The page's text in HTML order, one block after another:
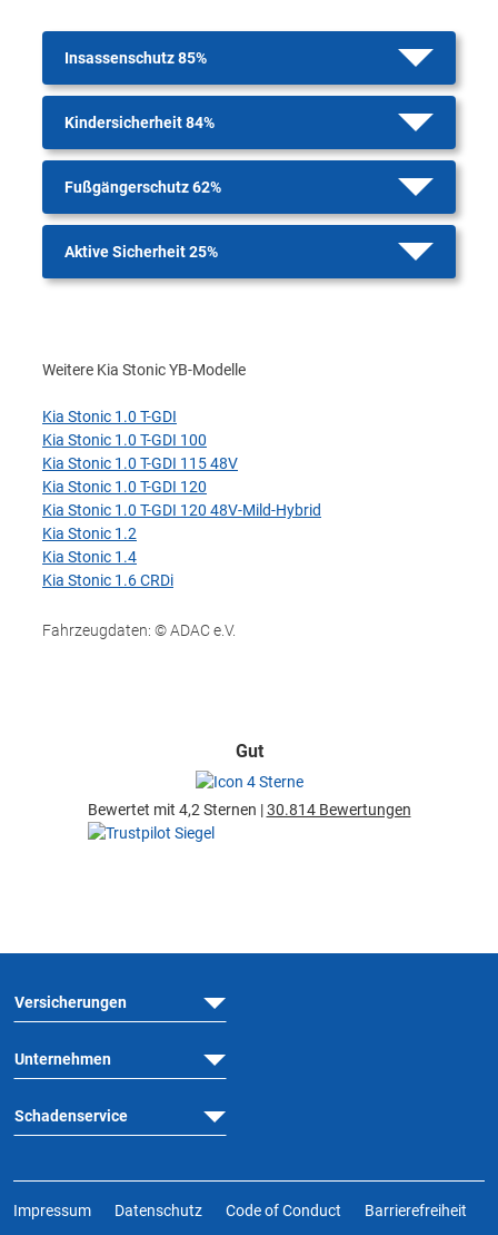
Insassenschutz 85%
Kindersicherheit 84%
Fußgängerschutz 62%
Aktive Sicherheit 25%
Weitere Kia Stonic YB-Modelle
Kia Stonic 1.0 T-GDI
Kia Stonic 1.0 T-GDI 100
Kia Stonic 1.0 T-GDI 115 48V
Kia Stonic 1.0 T-GDI 120
Kia Stonic 1.0 T-GDI 120 48V-Mild-Hybrid
Kia Stonic 1.2
Kia Stonic 1.4
Kia Stonic 1.6 CRDi
Fahrzeugdaten: © ADAC e.V.
Gut
Bewertet mit 4,2 Sternen |30.814 Bewertungen
Versicherungen
Unternehmen
Schadenservice
Impressum Datenschutz Code of Conduct Barrierefreiheit